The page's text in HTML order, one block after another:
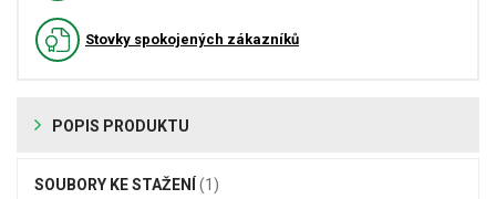
Stovky spokojených zákazníků
POPIS PRODUKTU
SOUBORY KE STAŽENÍ (1)